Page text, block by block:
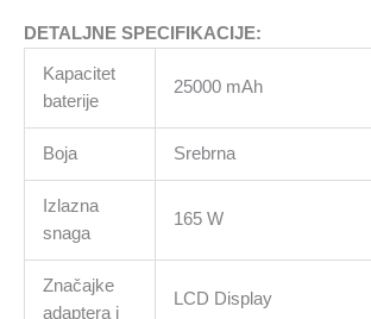
DETALJNE SPECIFIKACIJE:
Kapacitet
baterije
25000 mAh
Boja Srebrna
Izlazna
snaga
165 W
Značajke
adaptera i
LCD Display